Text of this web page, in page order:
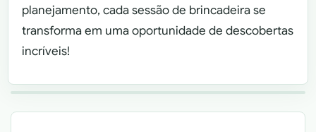
planejamento, cada sessão de brincadeira se
transforma em uma oportunidade de descobertas
incríveis!